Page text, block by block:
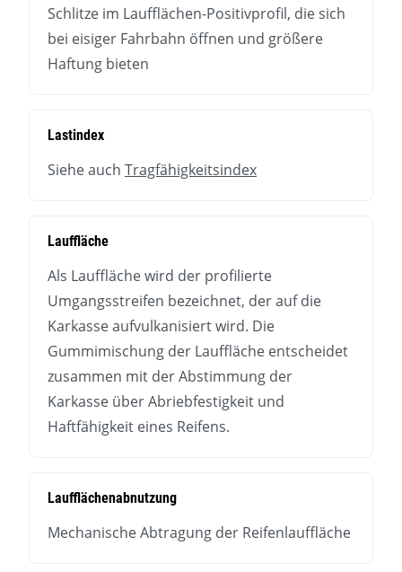
Schlitze im Laufflächen-Positivprofil, die sich
bei eisiger Fahrbahn öffnen und größere
Haftung bieten
Lastindex
Siehe auch Tragfähigkeitsindex
Lauffläche
Als Lauffläche wird der profilierte
Umgangsstreifen bezeichnet, der auf die
Karkasse aufvulkanisiert wird. Die
Gummimischung der Lauffläche entscheidet
zusammen mit der Abstimmung der
Karkasse über Abriebfestigkeit und
Haftfähigkeit eines Reifens.
Laufflächenabnutzung
Mechanische Abtragung der Reifenlauffläche